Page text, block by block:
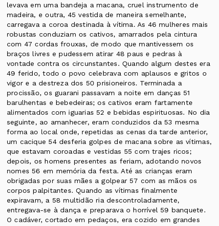
levava em uma bandeja a macana, cruel instrumento de
madeira, e outra, 45 vestida de maneira semelhante,
carregava a coroa destinada à vítima. As 46 mulheres mais
robustas conduziam os cativos, amarrados pela cintura
com 47 cordas frouxas, de modo que mantivessem os
braços livres e pudessem atirar 48 paus e pedras à
vontade contra os circunstantes. Quando algum destes era
49 ferido, todo o povo celebrava com aplausos e gritos o
vigor e a destreza dos 50 prisioneiros. Terminada a
procissão, os guarani passavam a noite em danças 51
barulhentas e bebedeiras; os cativos eram fartamente
alimentados com iguarias 52 e bebidas espirituosas. No dia
seguinte, ao amanhecer, eram conduzidos da 53 mesma
forma ao local onde, repetidas as cenas da tarde anterior,
um cacique 54 desferia golpes de macana sobre as vítimas,
que estavam coroadas e vestidas 55 com trajes ricos;
depois, os homens presentes as feriam, adotando novos
nomes 56 em memória da festa. Até as crianças eram
obrigadas por suas mães a golpear 57 com as mãos os
corpos palpitantes. Quando as vítimas finalmente
expiravam, a 58 multidão ria descontroladamente,
entregava-se à dança e preparava o horrível 59 banquete.
O cadáver, cortado em pedaços, era cozido em grandes